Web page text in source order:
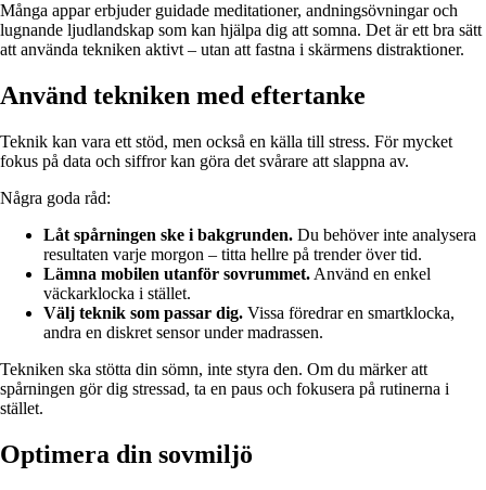
Många appar erbjuder guidade meditationer, andningsövningar och
lugnande ljudlandskap som kan hjälpa dig att somna. Det är ett bra sätt
att använda tekniken aktivt – utan att fastna i skärmens distraktioner.
Använd tekniken med eftertanke
Teknik kan vara ett stöd, men också en källa till stress. För mycket
fokus på data och siffror kan göra det svårare att slappna av.
Några goda råd:
Låt spårningen ske i bakgrunden. Du behöver inte analysera
resultaten varje morgon – titta hellre på trender över tid.
Lämna mobilen utanför sovrummet. Använd en enkel
väckarklocka i stället.
Välj teknik som passar dig. Vissa föredrar en smartklocka,
andra en diskret sensor under madrassen.
Tekniken ska stötta din sömn, inte styra den. Om du märker att
spårningen gör dig stressad, ta en paus och fokusera på rutinerna i
stället.
Optimera din sovmiljö